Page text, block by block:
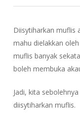
Diisytiharkan muflis
mahu dielakkan
muflis banyak
boleh membuka
Jadi, kita
diisytiharkan muflis.